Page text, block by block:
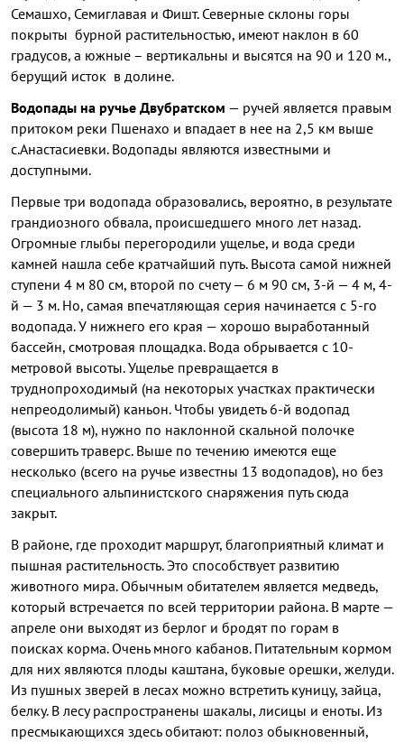
Семашхо, Семиглавая и Фишт. Северные склоны горы
покрыты бурной растительностью, имеют наклон в 60
градусов, а южные – вертикальны и высятся на 90 и 120 м.,
берущий исток в долине.
Водопады на ручье Двубратском — ручей является правым
притоком реки Пшенахо и впадает в нее на 2,5 км выше
с.Анастасиевки. Водопады являются известными и
доступными.
Первые три водопада образовались, вероятно, в результате
грандиозного обвала, происшедшего много лет назад.
Огромные глыбы перегородили ущелье, и вода среди
камней нашла себе кратчайший путь. Высота самой нижней
ступени 4 м 80 см, второй по счету — 6 м 90 см, 3-й — 4 м, 4-
й — 3 м. Но, самая впечатляющая серия начинается с 5-го
водопада. У нижнего его края — хорошо выработанный
бассейн, смотровая площадка. Вода обрывается с 10-
метровой высоты. Ущелье превращается в
труднопроходимый (на некоторых участках практически
непреодолимый) каньон. Чтобы увидеть 6-й водопад
(высота 18 м), нужно по наклонной скальной полочке
совершить траверс. Выше по течению имеются еще
несколько (всего на ручье известны 13 водопадов), но без
специального альпинистского снаряжения путь сюда
закрыт.
В районе, где проходит маршрут, благоприятный климат и
пышная растительность. Это способствует развитию
животного мира. Обычным обитателем является медведь,
который встречается по всей территории района. В марте —
апреле они выходят из берлог и бродят по горам в
поисках корма. Очень много кабанов. Питательным кормом
для них являются плоды каштана, буковые орешки, желуди.
Из пушных зверей в лесах можно встретить куницу, зайца,
белку. В лесу распространены шакалы, лисицы и еноты. Из
пресмыкающихся здесь обитают: полоз обыкновенный,